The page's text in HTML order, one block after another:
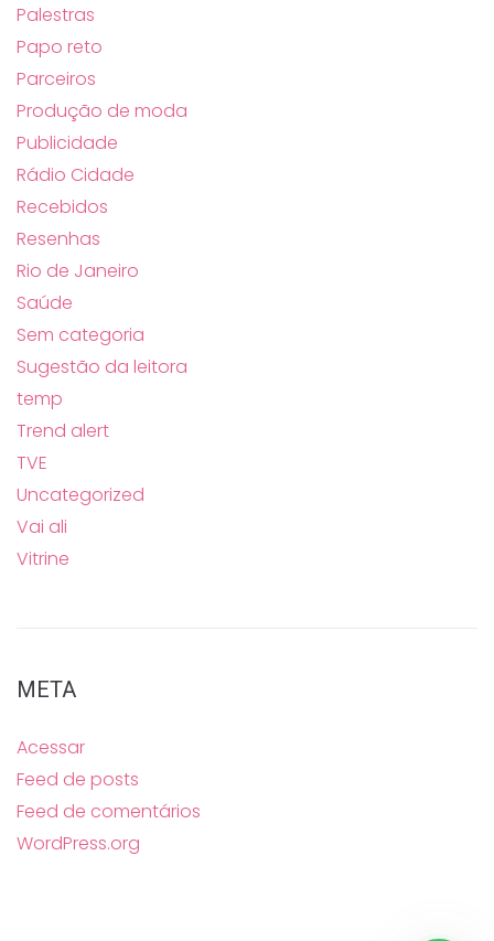
Palestras
Papo reto
Parceiros
Produção de moda
Publicidade
Rádio Cidade
Recebidos
Resenhas
Rio de Janeiro
Saúde
Sem categoria
Sugestão da leitora
temp
Trend alert
TVE
Uncategorized
Vai ali
Vitrine
META
Acessar
Feed de posts
Feed de comentários
WordPress.org